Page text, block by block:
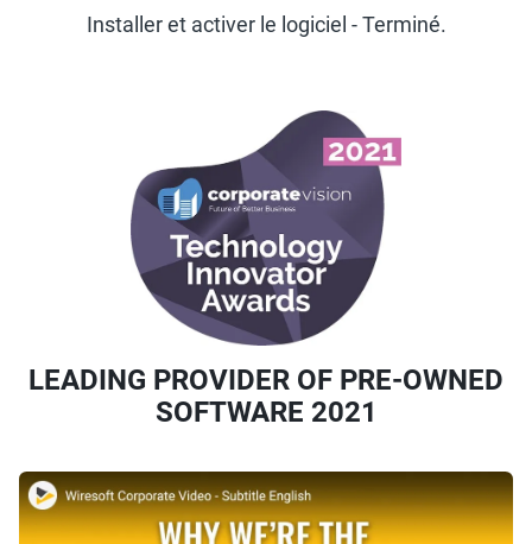
Installer et activer le logiciel - Terminé.
LEADING PROVIDER OF PRE-OWNED
SOFTWARE 2021